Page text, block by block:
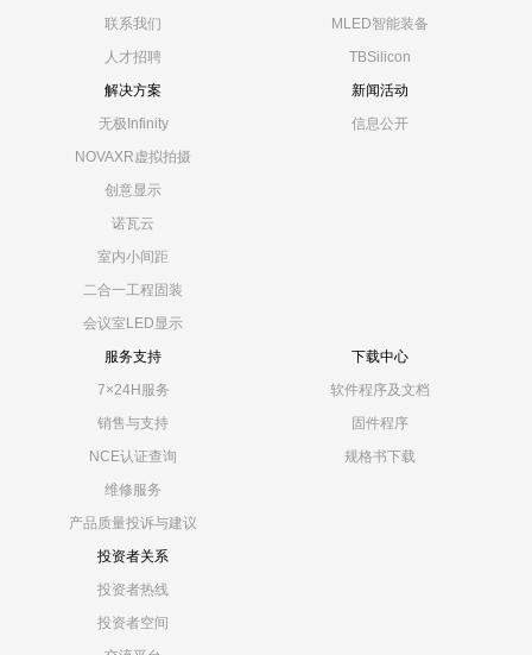
联系我们
人才招聘
MLED智能装备
TBSilicon
解决方案
无极Infinity
NOVAXR虚拟拍摄
创意显示
诺瓦云
室内小间距
二合一工程固装
会议室LED显示
新闻活动
信息公开
服务支持
7×24H服务
销售与支持
NCE认证查询
维修服务
产品质量投诉与建议
下载中心
软件程序及文档
固件程序
规格书下载
投资者关系
投资者热线
投资者空间